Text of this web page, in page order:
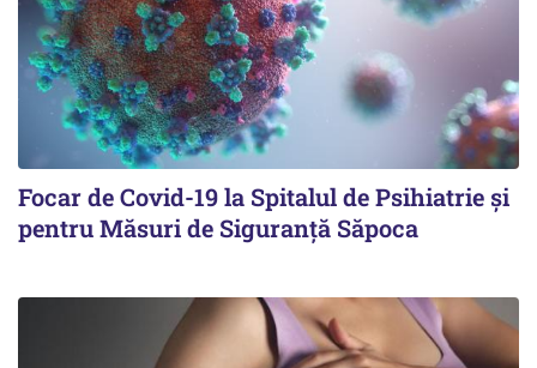
Focar de Covid-19 la Spitalul de Psihiatrie şi
pentru Măsuri de Siguranţă Săpoca